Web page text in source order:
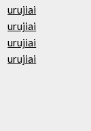
urujiai
urujiai
urujiai
urujiai